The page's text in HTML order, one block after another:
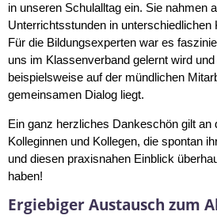
in unseren Schulalltag ein. Sie nahmen
Unterrichtsstunden in unterschiedlichen
Für die Bildungsexperten war es
uns im Klassenverband gelernt wird
beispielsweise auf der mündlichen
gemeinsamen Dialog liegt.
Ein ganz herzliches Dankeschön gilt an
Kolleginnen und Kollegen, die spontan
und diesen praxisnahen Einblick
haben!
Ergiebiger Austausch zum